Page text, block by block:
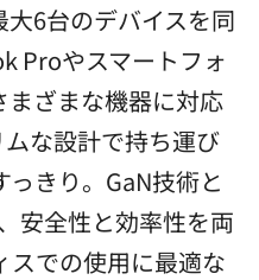
6台のデバイスを同
Proやスマートフォ
まざまな機器に対応
な設計で持ち運び
きり。GaN技術と
安全性と効率性を両
スでの使用に最適な